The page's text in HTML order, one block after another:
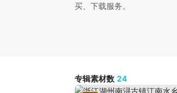
买、下载服务。
专辑素材数 24